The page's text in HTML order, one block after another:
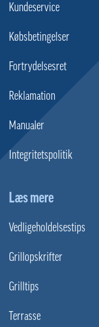
Kundeservice
Købsbetingelser
Fortrydelsesret
Reklamation
Manualer
Integritetspolitik
Læs mere
Vedligeholdelsestips
Grillopskrifter
Grilltips
Terrasse